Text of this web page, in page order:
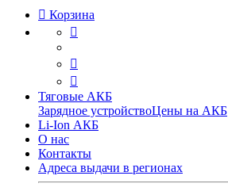
Корзина
Тяговые АКБ
Зарядное устройствоЦены на АКБ
Li-Ion АКБ
О нас
Контакты
Адреса выдачи в регионах